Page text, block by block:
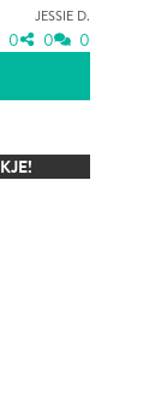
Jessie D.
0 0 0